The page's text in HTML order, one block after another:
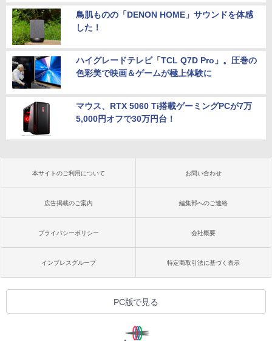
鳥肌ものの「DENON HOME」サウンドを体感
した！
ハイグレードテレビ「TCL Q7D Pro」。圧巻の
色彩美で映画＆ゲームが極上体験に
マウス、RTX 5060 Ti搭載ゲーミングPCが7万
5,000円オフで30万円台！
本サイトのご利用について お問い合わせ
広告掲載のご案内 編集部へのご連絡
プライバシーポリシー 会社概要
インプレスグループ 特定商取引法に基づく表示
PC版で見る